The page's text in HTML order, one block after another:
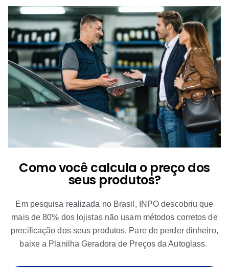
Como você calcula o preço dos
seus produtos?
Em pesquisa realizada no Brasil, INPO descobriu que
mais de 80% dos lojistas não usam métodos corretos de
precificação dos seus produtos. Pare de perder dinheiro,
baixe a Planilha Geradora de Preços da Autoglass.